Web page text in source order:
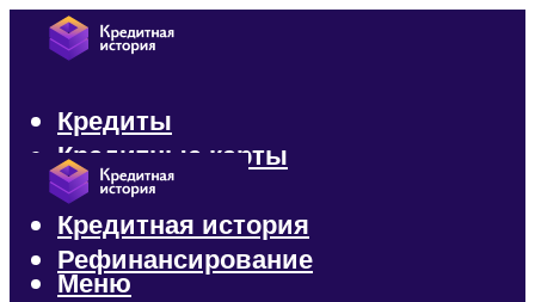
Кредиты
Кредитные карты
Микрозаймы
Кредитная история
Рефинансирование
Меню